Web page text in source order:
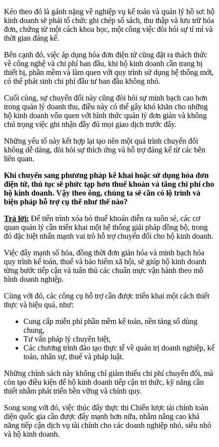
Kéo theo đó là gánh nặng về nghiệp vụ kế toán và quản lý hồ sơ: hộ
kinh doanh sẽ phải tổ chức ghi chép sổ sách, thu thập và lưu trữ hóa
đơn, chứng từ một cách khoa học, một công việc đòi hỏi sự tỉ mỉ và
thời gian đáng kể.
Bên cạnh đó, việc áp dụng hóa đơn điện tử cũng đặt ra thách thức
về công nghệ và chi phí ban đầu, khi hộ kinh doanh cần trang bị
thiết bị, phần mềm và làm quen với quy trình sử dụng hệ thống mới,
có thể phát sinh chi phí đầu tư ban đầu không nhỏ.
Cuối cùng, sự chuyển đổi này cũng đòi hỏi sự minh bạch cao hơn
trong quản lý doanh thu, điều này có thể gây khó khăn cho những
hộ kinh doanh vốn quen với hình thức quản lý đơn giản và không
chú trọng việc ghi nhận đầy đủ mọi giao dịch trước đây.
Những yếu tố này kết hợp lại tạo nên một quá trình chuyển đổi
không dễ dàng, đòi hỏi sự thích ứng và hỗ trợ đáng kể từ các bên
liên quan.
Khi chuyển sang phương pháp kê khai hoặc sử dụng hóa đơn
điện tử, thủ tục sẽ phức tạp hơn thuế khoán và tăng chi phí cho
hộ kinh doanh. Vậy theo ông, chúng ta sẽ cần có lộ trình và
biện pháp hỗ trợ cụ thể như thế nào?
Trả lời: Để tiến trình xóa bỏ thuế khoán diễn ra suôn sẻ, các cơ
quan quản lý cần triển khai một hệ thống giải pháp đồng bộ, trong
đó đặc biệt nhấn mạnh vai trò hỗ trợ chuyển đổi cho hộ kinh doanh.
Việc đẩy mạnh số hóa, đồng thời đơn giản hóa và minh bạch hóa
quy trình kế toán, thuế và bảo hiểm xã hội, sẽ giúp hộ kinh doanh
từng bước tiếp cận và tuân thủ các chuẩn mực vận hành theo mô
hình doanh nghiệp.
Cùng với đó, các công cụ hỗ trợ cần được triển khai một cách thiết
thực và hiệu quả, như:
Cung cấp miễn phí phần mềm kế toán, nền tảng số dùng
chung,
Tư vấn pháp lý chuyên biệt,
Các chương trình đào tạo thực tế về quản trị doanh nghiệp, kế
toán, nhân sự, thuế và pháp luật.
Những chính sách này không chỉ giảm thiểu chi phí chuyển đổi, mà
còn tạo điều kiện để hộ kinh doanh tiếp cận tri thức, kỹ năng cần
thiết nhằm phát triển bền vững và chính quy.
Song song với đó, việc thúc đẩy thực thi Chiến lược tài chính toàn
diện quốc gia cần được đẩy mạnh hơn nữa, nhằm nâng cao khả
năng tiếp cận dịch vụ tài chính cho các doanh nghiệp nhỏ, siêu nhỏ
và hộ kinh doanh.